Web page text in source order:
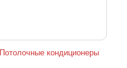
Потолочные кондиционеры